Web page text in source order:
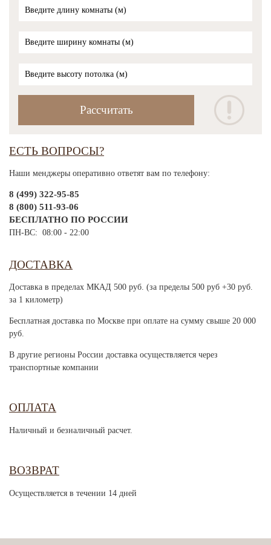
ЕСТЬ ВОПРОСЫ?
Наши менджеры оперативно ответят вам по телефону:
8 (499) 322-95-85
8 (800) 511-93-06
БЕСПЛАТНО ПО РОССИИ
ПН-ВС: 08:00 - 22:00
ДОСТАВКА
Доставка в пределах МКАД 500 руб. (за пределы 500 руб +30 руб.
за 1 километр)
Бесплатная доставка по Москве при оплате на сумму свыше 20 000
руб.
В другие регионы России доставка осуществляется через
транспортные компании
ОПЛАТА
Наличный и безналичный расчет.
ВОЗВРАТ
Осуществляется в течении 14 дней